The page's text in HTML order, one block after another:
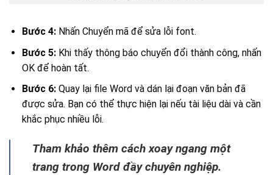
Bước 4:Nhấn Chuyển mã để sửa lỗi font.
Bước 5:Khi thấy thông báo chuyển đổi thành công, nhấn
OK để hoàn tất.
Bước 6:Quay lại file Word và dán lại đoạn văn bản đã
được sửa. Bạn có thể thực hiện lại nếu tài liệu dài và cần
khắc phục nhiều lỗi.
Tham khảo thêm cách xoay ngang một
trang trong Word đầy chuyên nghiệp.